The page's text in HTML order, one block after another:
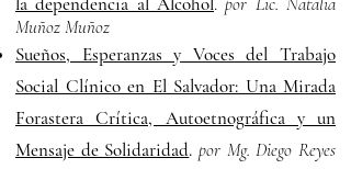
Muñoz Muñoz
Sueños, Esperanzas y Voces del Trabajo
Social Clínico en El Salvador: Una Mirada
Forastera Crítica, Autoetnográfica y un
Mensaje de Solidaridad.por Mg. Diego Reyes